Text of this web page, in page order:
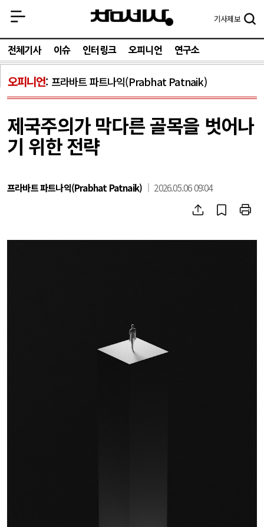
기사제보
전체기사 이슈 인터링크 오피니언 연구소
오피니언 프라바트 파트나익(Prabhat Patnaik)
제국주의가 막다른 골목을 벗어나
기 위한 전략
프라바트 파트나익(Prabhat Patnaik) 2026.05.06 09:04